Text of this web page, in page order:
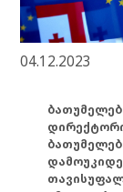
04.12.2023